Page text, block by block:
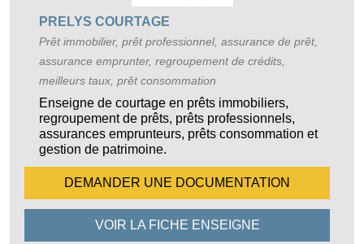
PRELYS COURTAGE
Prêt immobilier, prêt professionnel, assurance de prêt,
assurance emprunter, regroupement de crédits,
meilleurs taux, prêt consommation
Enseigne de courtage en prêts immobiliers,
regroupement de prêts, prêts professionnels,
assurances emprunteurs, prêts consommation et
gestion de patrimoine.
DEMANDER UNE DOCUMENTATION
VOIR LA FICHE ENSEIGNE